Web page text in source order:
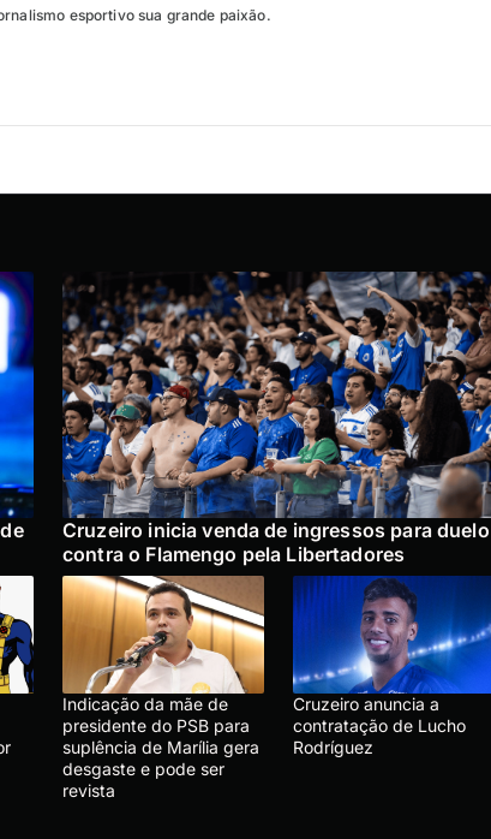
esportivo sua grande paixão.
Cruzeiro inicia venda de ingressos para duelo
contra o Flamengo pela Libertadores
Indicação da mãe de
presidente do PSB para
suplência de Marília gera
desgaste e pode ser
revista
Cruzeiro anuncia a
contratação de Lucho
Rodríguez